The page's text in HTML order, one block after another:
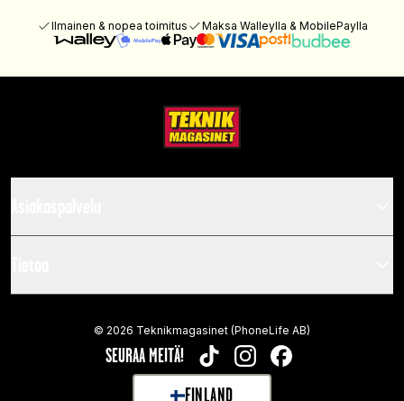
Ilmainen & nopea toimitus Maksa Walleylla & MobilePaylla
SEURAA MEITÄ! TIKTOKINSTAGRAMFACEBOOK
FINLAND
© 2026 Teknikmagasinet (PhoneLife AB)